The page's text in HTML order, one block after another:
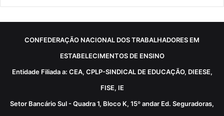
CONFEDERAÇÃO NACIONAL DOS TRABALHADORES EM
ESTABELECIMENTOS DE ENSINO
Entidade Filiada a: CEA, CPLP-SINDICAL DE EDUCAÇÃO, DIEESE,
FISE, IE
Setor Bancário Sul - Quadra 1, Bloco K, 15º andar Ed. Seguradoras,